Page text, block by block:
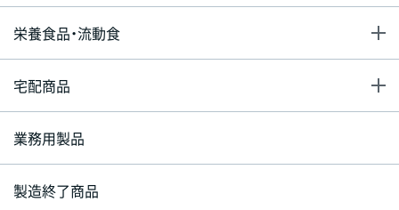
栄養食品・流動食
宅配商品
業務用製品
製造終了商品